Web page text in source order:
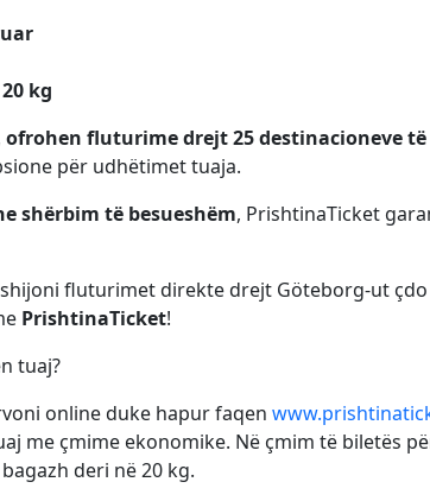
kg
ofrohen fluturime drejt 25 destinacioneve
për udhëtimet tuaja.
shërbim të besueshëm, PrishtinaTicket
fluturimet direkte drejt Göteborg-ut
PrishtinaTicket!
tuaj?
online duke hapur faqen
me çmime ekonomike. Në çmim të biletës
deri në 20 kg.